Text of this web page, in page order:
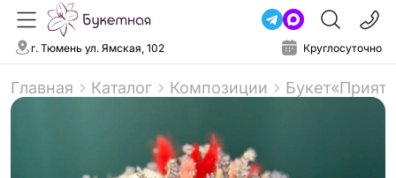
г. Тюмень ул. Ямская, 102 Круглосуточно
Главная Каталог Композиции